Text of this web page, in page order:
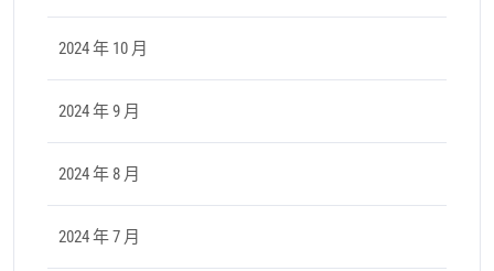
2024 年 10 月
2024 年 9 月
2024 年 8 月
2024 年 7 月